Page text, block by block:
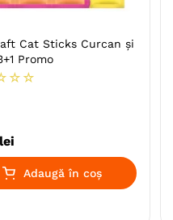
Cat Sticks Curcan și
Promo
☆ ☆
lei
Adaugă în coș